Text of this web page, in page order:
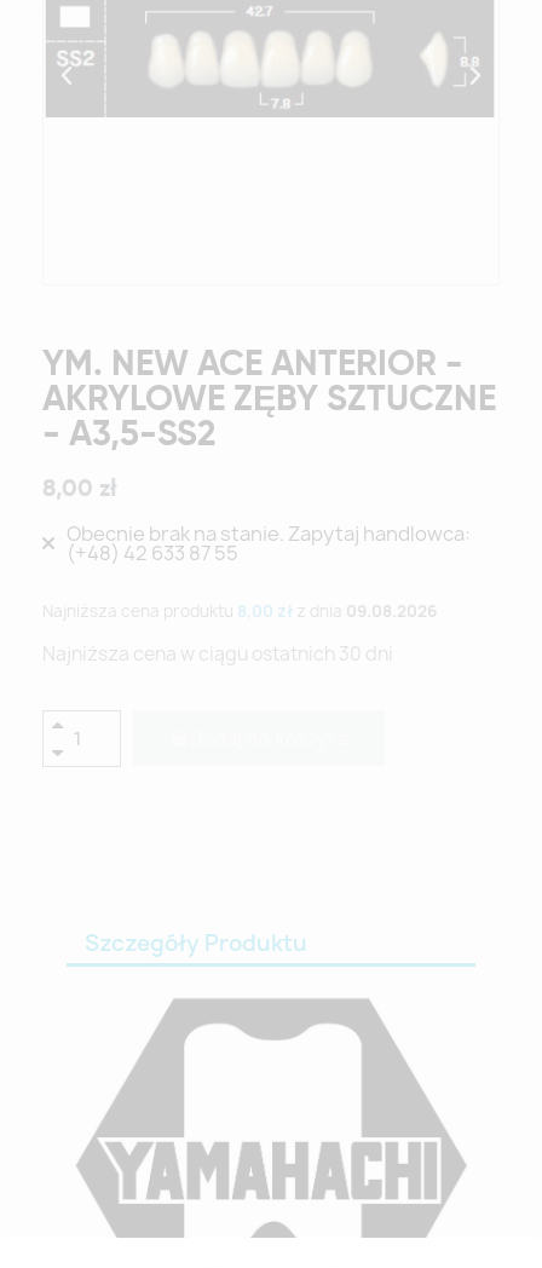
YM. NEW ACE ANTERIOR -
AKRYLOWE ZĘBY SZTUCZNE
- A3,5-SS2
8,00 zł
Obecnie brak na stanie. Zapytaj handlowca:
(+48) 42 633 87 55
Najniższa cena produktu 8,00 zł z dnia 09.08.2026
Najniższa cena w ciągu ostatnich 30 dni
Szczegóły Produktu